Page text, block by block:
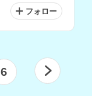
フォロー
6